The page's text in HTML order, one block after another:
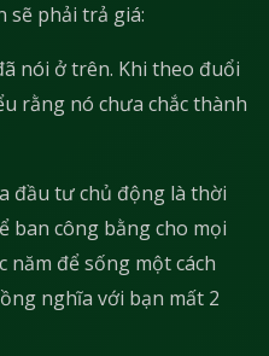
sẽ phải trả giá:
nói ở trên. Khi theo đuổi
rằng nó chưa chắc thành
đầu tư chủ động là thời
ban công bằng cho mọi
năm để sống một cách
nghĩa với bạn mất 2